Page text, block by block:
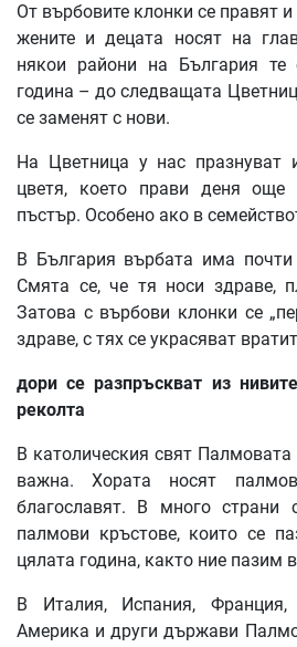
От върбовите клонки се правят
жените и децата носят на
някои райони на България
година – до следващата
се заменят с нови.
На Цветница у нас празнуват
цветя, което прави деня още
пъстър. Особено ако в
В България върбата има почти
Смята се, че тя носи здраве,
Затова с върбови клонки се
здраве, с тях се украсяват
дори се разпръскват из нивите
реколта
В католическия свят
важна. Хората носят
благославят. В много страни
палмови кръстове, които се
цялата година, както ние пазим
В Италия, Испания,
Америка и други държави